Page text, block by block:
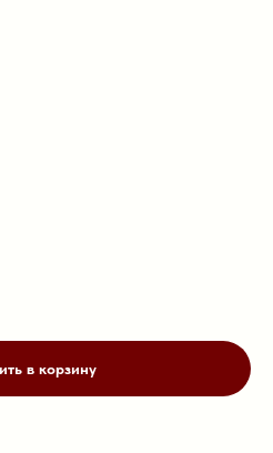
в корзину